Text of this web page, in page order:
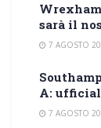
sarà il
7 AGOSTO
A:
7 AGOSTO